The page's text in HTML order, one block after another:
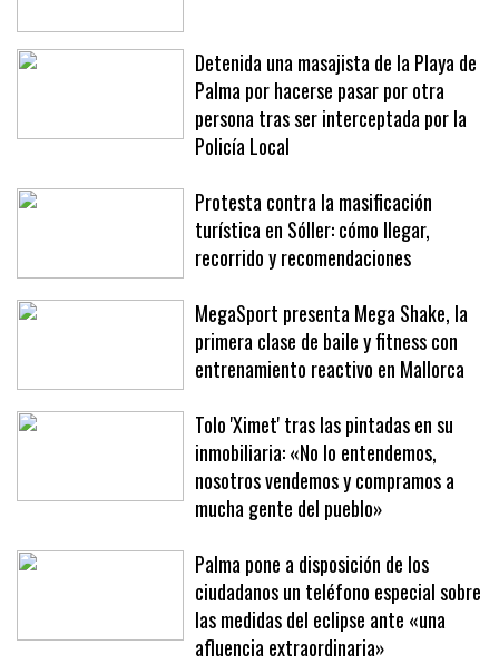
Detenida una masajista de la Playa de
Palma por hacerse pasar por otra
persona tras ser interceptada por la
Policía Local
Protesta contra la masificación
turística en Sóller: cómo llegar,
recorrido y recomendaciones
MegaSport presenta Mega Shake, la
primera clase de baile y fitness con
entrenamiento reactivo en Mallorca
Tolo 'Ximet' tras las pintadas en su
inmobiliaria: «No lo entendemos,
nosotros vendemos y compramos a
mucha gente del pueblo»
Palma pone a disposición de los
ciudadanos un teléfono especial sobre
las medidas del eclipse ante «una
afluencia extraordinaria»